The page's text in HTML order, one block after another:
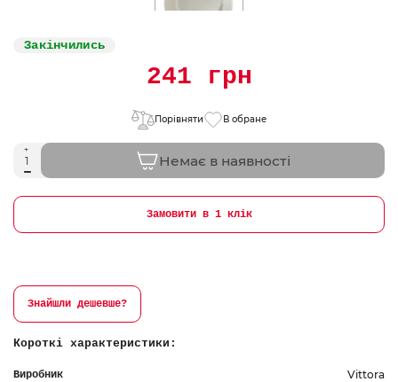
Закінчились
241 грн
Порівняти В обране
Немає в наявності
Замовити в 1 клік
Знайшли дешевше?
Короткі характеристики:
Виробник Vittora